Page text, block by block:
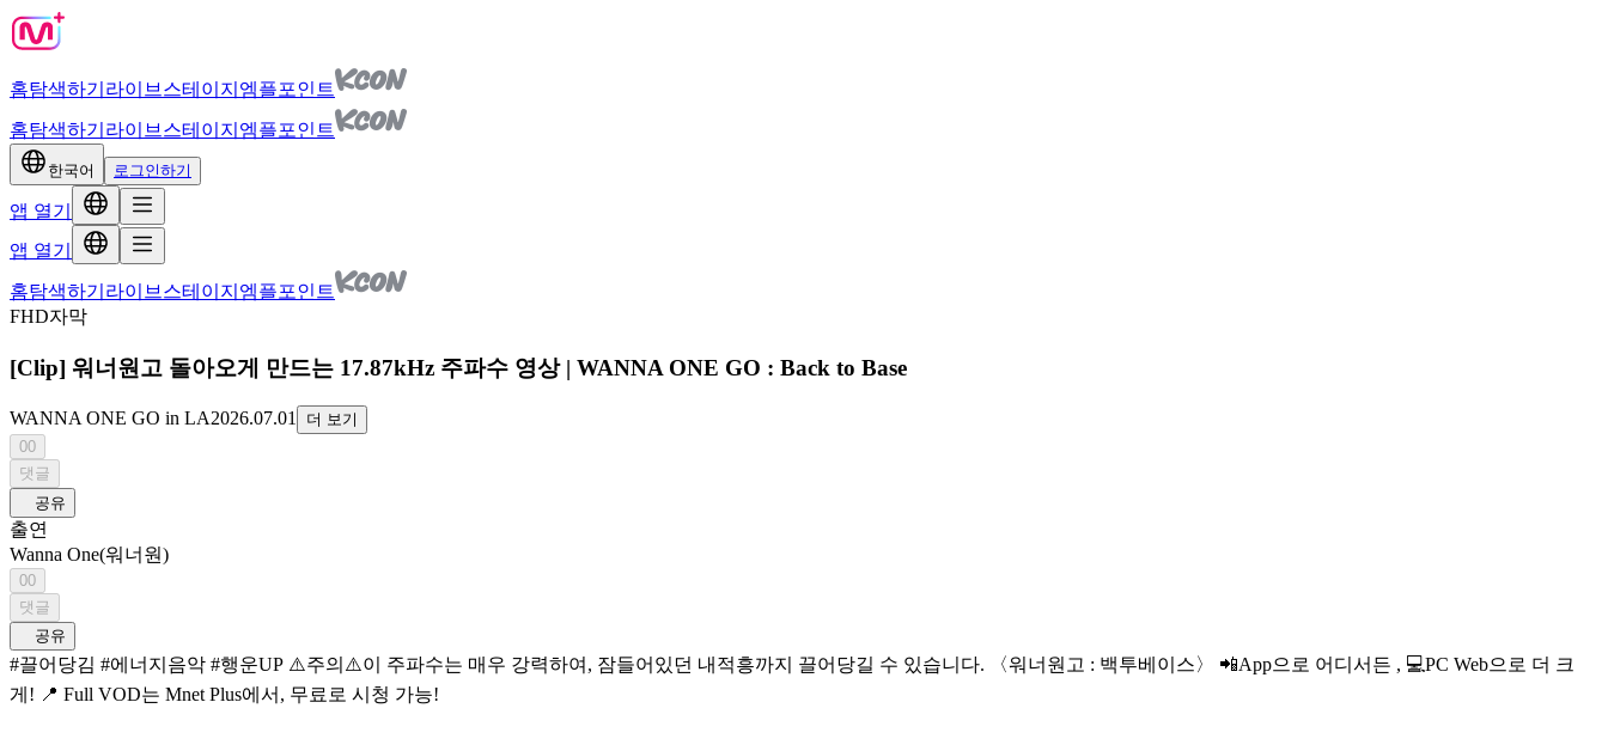
홈탐색하기 라이브 스테이지 엠플포인트
홈탐색하기 라이브 스테이지 엠플포인트
한국어 로그인하기
앱 열기
앱 열기
홈탐색하기 라이브 스테이지 엠플포인트
FHD자막
[Clip] 워너원고 돌아오게 만드는 17.87kHz 주파수 영상 | WANNA ONE GO : Back to Base
WANNA ONE GO in LA2026.07.01
더 보기
00
댓글
공유
출연
Wanna One(워너원)
00
댓글
공유
#끌어당김 #에너지음악 #행운UP ⚠️주의⚠️이 주파수는 매우 강력하여, 잠들어있던 내적흥까지 끌어당길 수 있습니다. 〈워너원고 : 백투베이스〉 📲App으로 어디서든 , 💻PC Web으로 더 크
게! 📍 Full VOD는 Mnet Plus에서, 무료로 시청 가능!